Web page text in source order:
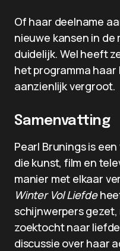
Of haar deelname
nieuwe kansen in
duidelijk. Wel heeft
het programma
aanzienlijk vergroot.
Samenvatting
Pearl Brunings is
die kunst, film en
manier met elkaar
Winter Vol Liefde
schijnwerpers
zoektocht naar
discussie over haar